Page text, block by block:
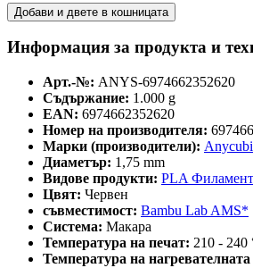
Добави и двете в кошницата
Информация за продукта и
Арт.-№: ANYS-6974662352620
Съдържание: 1.000 g
EAN: 6974662352620
Номер на производителя:
Марки (производители):
Диаметър: 1,75 mm
Видове продукти: PLA Филамент
Цвят: Червен
съвместимост: Bambu Lab AMS*
Система: Макара
Температура на печат: 210 - 240
Температура на